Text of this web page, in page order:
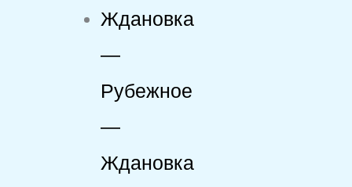
Ждановка
—
Рубежное
—
Ждановка